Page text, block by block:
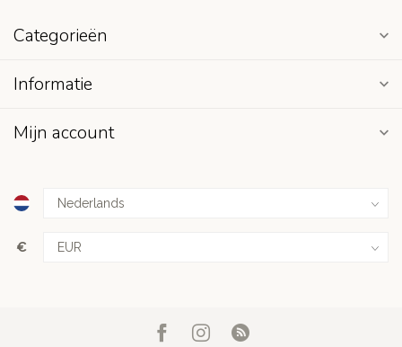
Categorieën
Informatie
Mijn account
€